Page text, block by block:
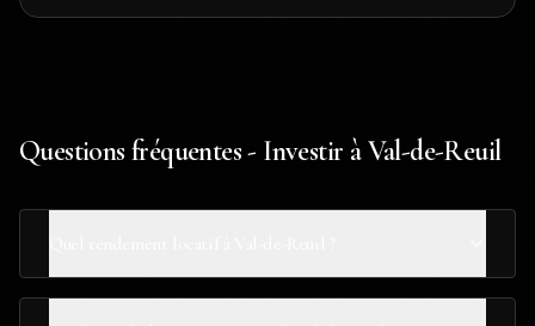
Questions fréquentes - Investir à Val-de-Reuil